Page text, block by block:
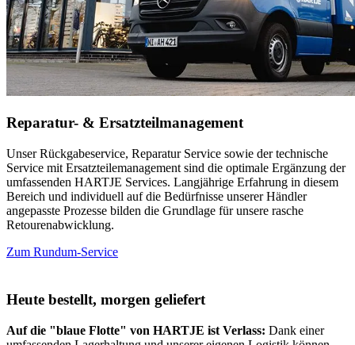
Reparatur- & Ersatzteilmanagement
Unser Rückgabeservice, Reparatur Service sowie der technische
Service mit Ersatzteilemanagement sind die optimale Ergänzung der
umfassenden HARTJE Services. Langjährige Erfahrung in diesem
Bereich und individuell auf die Bedürfnisse unserer Händler
angepasste Prozesse bilden die Grundlage für unsere rasche
Retourenabwicklung.
Zum Rundum-Service
Heute bestellt, morgen geliefert
Auf die "blaue Flotte" von HARTJE ist Verlass: Dank einer